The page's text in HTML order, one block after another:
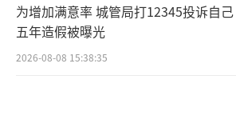
为增加满意率 城管局打12345投诉自己
五年造假被曝光
2026-08-08 15:38:35